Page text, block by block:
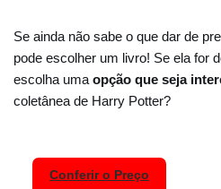
Se ainda não sabe o que dar de
pode escolher um livro! Se ela for
escolha uma opção que seja
coletânea de Harry Potter?
Conferir o Preço